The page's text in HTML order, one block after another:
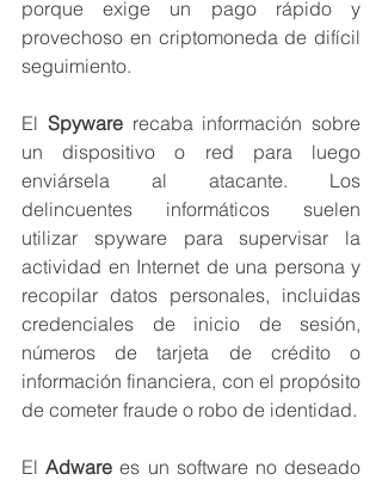
porque exige un pago rápido y
provechoso en criptomoneda de difícil
seguimiento.
El Spyware recaba información sobre
un dispositivo o red para luego
enviársela al atacante. Los
delincuentes informáticos suelen
utilizar spyware para supervisar la
actividad en Internet de una persona y
recopilar datos personales, incluidas
credenciales de inicio de sesión,
números de tarjeta de crédito o
información financiera, con el propósito
de cometer fraude o robo de identidad.
El Adware es un software no deseado